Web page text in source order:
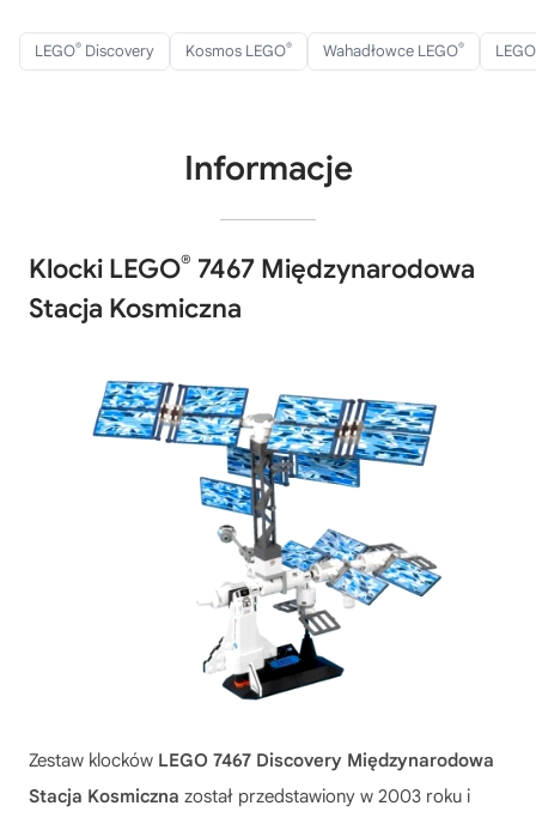
LEGO® Discovery Kosmos LEGO® Wahadłowce LEGO® LEGO
Informacje
Klocki LEGO® 7467 Międzynarodowa
Stacja Kosmiczna
Zestaw klocków LEGO 7467 Discovery Międzynarodowa
Stacja Kosmiczna został przedstawiony w 2003 roku i